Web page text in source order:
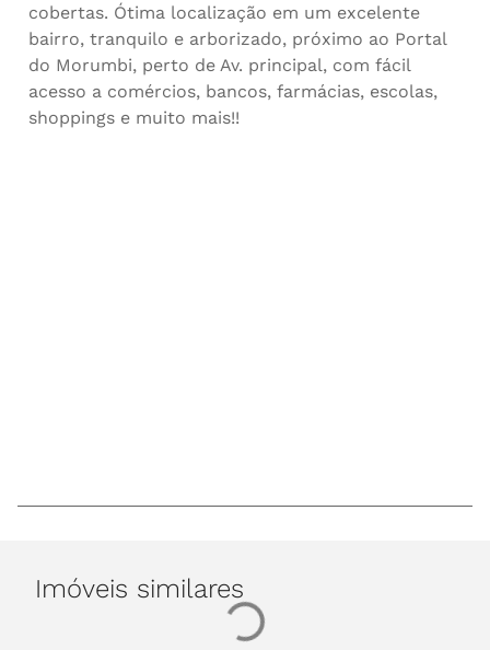
cobertas. Ótima localização em um excelente
bairro, tranquilo e arborizado, próximo ao Portal
do Morumbi, perto de Av. principal, com fácil
acesso a comércios, bancos, farmácias, escolas,
shoppings e muito mais!!
Imóveis similares